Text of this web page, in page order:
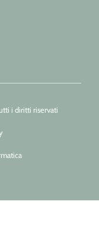
i diritti riservati